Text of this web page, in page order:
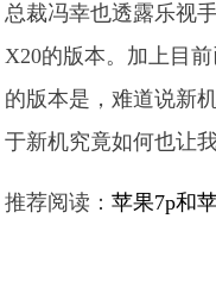
总裁冯幸也透露乐视
X20的版本。加上目
的版本是，难道说新
于新机究竟如何也让
推荐阅读：苹果7p和